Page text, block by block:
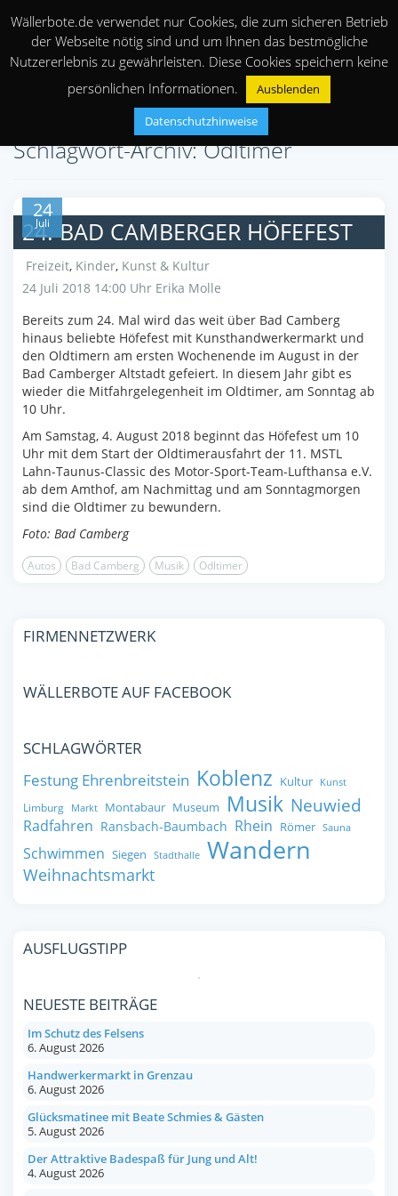
Schlagwort-Archiv: Odltimer
24
Juli
24. BAD CAMBERGER HÖFEFEST
Freizeit, Kinder, Kunst & Kultur
24 Juli 2018 14:00 Uhr Erika Molle
Bereits zum 24. Mal wird das weit über Bad Camberg
hinaus beliebte Höfefest mit Kunsthandwerkermarkt und
den Oldtimern am ersten Wochenende im August in der
Bad Camberger Altstadt gefeiert. In diesem Jahr gibt es
wieder die Mitfahrgelegenheit im Oldtimer, am Sonntag ab
10 Uhr.
Am Samstag, 4. August 2018 beginnt das Höfefest um 10
Uhr mit dem Start der Oldtimerausfahrt der 11. MSTL
Lahn-Taunus-Classic des Motor-Sport-Team-Lufthansa e.V.
ab dem Amthof, am Nachmittag und am Sonntagmorgen
sind die Oldtimer zu bewundern.
Foto: Bad Camberg
Autos Bad Camberg Musik Odltimer
FIRMENNETZWERK
WÄLLERBOTE AUF FACEBOOK
SCHLAGWÖRTER
Festung Ehrenbreitstein Koblenz Kultur Kunst
Limburg Markt Montabaur Museum Musik Neuwied
Radfahren Ransbach-Baumbach Rhein Römer Sauna
Schwimmen Siegen Stadthalle Wandern
Weihnachtsmarkt
AUSFLUGSTIPP
NEUESTE BEITRÄGE
Im Schutz des Felsens
6. August 2026
Handwerkermarkt in Grenzau
6. August 2026
Glücksmatinee mit Beate Schmies & Gästen
5. August 2026
Der Attraktive Badespaß für Jung und Alt!
4. August 2026
Wällerbote.de verwendet nur Cookies, die zum sicheren Betrieb
der Webseite nötig sind und um Ihnen das bestmögliche
Nutzererlebnis zu gewährleisten. Diese Cookies speichern keine
persönlichen Informationen.
Ausblenden
Datenschutzhinweise